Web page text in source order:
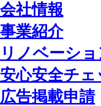
会社情報
事業紹介
リノベーショ
安心安全チェ
広告掲載申請